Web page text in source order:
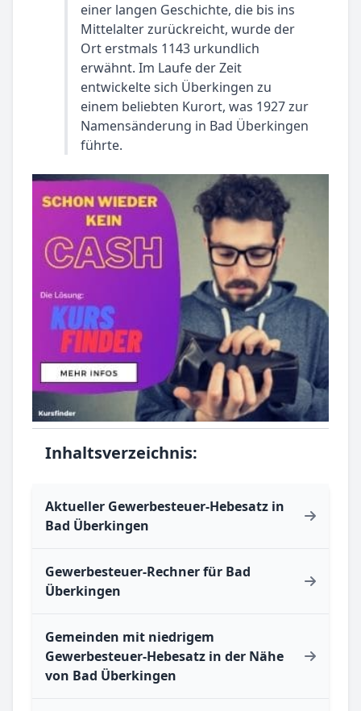
einer langen Geschichte, die bis ins
Mittelalter zurückreicht, wurde der
Ort erstmals 1143 urkundlich
erwähnt. Im Laufe der Zeit
entwickelte sich Überkingen zu
einem beliebten Kurort, was 1927 zur
Namensänderung in Bad Überkingen
führte.
Inhaltsverzeichnis:
Aktueller Gewerbesteuer-Hebesatz in
Bad Überkingen
Gewerbesteuer-Rechner für Bad
Überkingen
Gemeinden mit niedrigem
Gewerbesteuer-Hebesatz in der Nähe
von Bad Überkingen